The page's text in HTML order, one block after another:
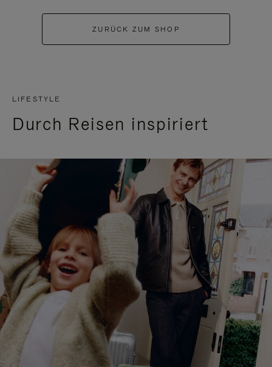
ZURÜCK ZUM SHOP
LIFESTYLE
Durch Reisen inspiriert